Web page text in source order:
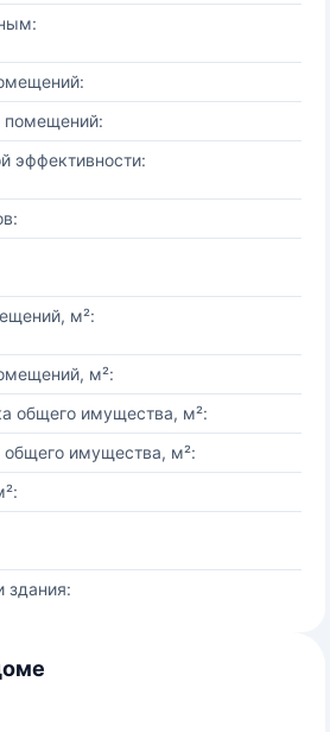
помещений:
эффективности:
м²:
м²:
общего имущества, м²:
имущества, м²:
здания: